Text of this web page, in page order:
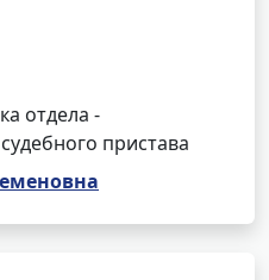
отдела -
пристава